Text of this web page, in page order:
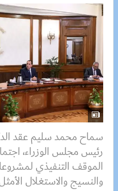
سماح محمد سليم عقد
رئيس مجلس الوزراء،
الموقف التنفيذي
والنسيج والاستغلال